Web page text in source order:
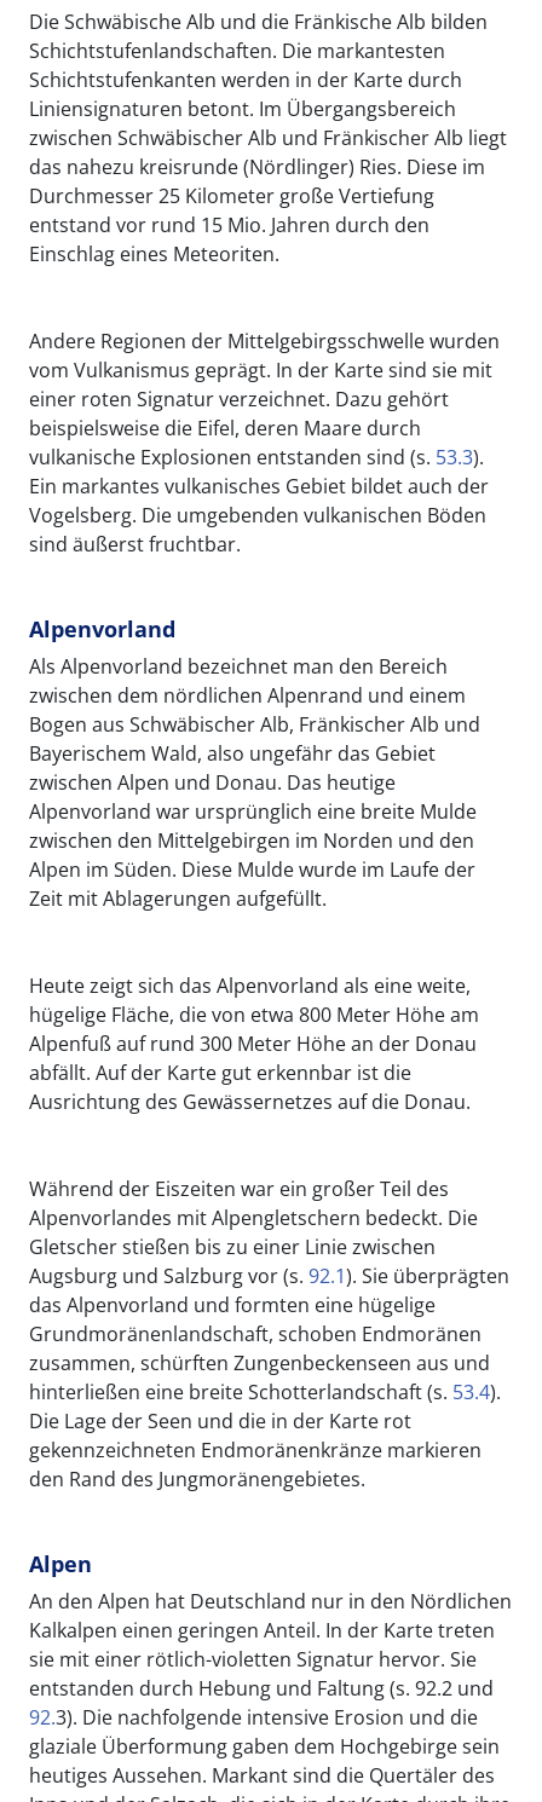
Die Schwäbische Alb und die Fränkische Alb bilden
Schichtstufenlandschaften. Die markantesten
Schichtstufenkanten werden in der Karte durch
Liniensignaturen betont. Im Übergangsbereich
zwischen Schwäbischer Alb und Fränkischer Alb liegt
das nahezu kreisrunde (Nördlinger) Ries. Diese im
Durchmesser 25 Kilometer große Vertiefung
entstand vor rund 15 Mio. Jahren durch den
Einschlag eines Meteoriten.
Andere Regionen der Mittelgebirgsschwelle wurden
vom Vulkanismus geprägt. In der Karte sind sie mit
einer roten Signatur verzeichnet. Dazu gehört
beispielsweise die Eifel, deren Maare durch
vulkanische Explosionen entstanden sind (s. 53.3).
Ein markantes vulkanisches Gebiet bildet auch der
Vogelsberg. Die umgebenden vulkanischen Böden
sind äußerst fruchtbar.
Alpenvorland
Als Alpenvorland bezeichnet man den Bereich
zwischen dem nördlichen Alpenrand und einem
Bogen aus Schwäbischer Alb, Fränkischer Alb und
Bayerischem Wald, also ungefähr das Gebiet
zwischen Alpen und Donau. Das heutige
Alpenvorland war ursprünglich eine breite Mulde
zwischen den Mittelgebirgen im Norden und den
Alpen im Süden. Diese Mulde wurde im Laufe der
Zeit mit Ablagerungen aufgefüllt.
Heute zeigt sich das Alpenvorland als eine weite,
hügelige Fläche, die von etwa 800 Meter Höhe am
Alpenfuß auf rund 300 Meter Höhe an der Donau
abfällt. Auf der Karte gut erkennbar ist die
Ausrichtung des Gewässernetzes auf die Donau.
Während der Eiszeiten war ein großer Teil des
Alpenvorlandes mit Alpengletschern bedeckt. Die
Gletscher stießen bis zu einer Linie zwischen
Augsburg und Salzburg vor (s. 92.1). Sie überprägten
das Alpenvorland und formten eine hügelige
Grundmoränenlandschaft, schoben Endmoränen
zusammen, schürften Zungenbeckenseen aus und
hinterließen eine breite Schotterlandschaft (s. 53.4).
Die Lage der Seen und die in der Karte rot
gekennzeichneten Endmoränenkränze markieren
den Rand des Jungmoränengebietes.
Alpen
An den Alpen hat Deutschland nur in den Nördlichen
Kalkalpen einen geringen Anteil. In der Karte treten
sie mit einer rötlich-violetten Signatur hervor. Sie
entstanden durch Hebung und Faltung (s. 92.2 und
92.3). Die nachfolgende intensive Erosion und die
glaziale Überformung gaben dem Hochgebirge sein
heutiges Aussehen. Markant sind die Quertäler des